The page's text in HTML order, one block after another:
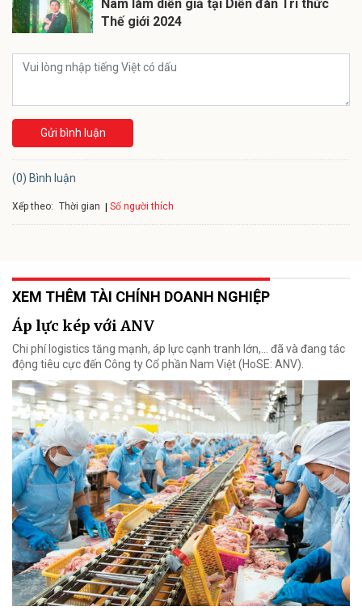
Nam làm diễn giả tại Diễn đàn Tri thức
Thế giới 2024
Gửi bình luận
(0) Bình luận
Xếp theo: Thời gian Số người thích
XEM THÊM TÀI CHÍNH DOANH NGHIỆP
Áp lực kép với ANV
Chi phí logistics tăng mạnh, áp lực cạnh tranh lớn,... đã và đang tác
động tiêu cực đến Công ty Cổ phần Nam Việt (HoSE: ANV).